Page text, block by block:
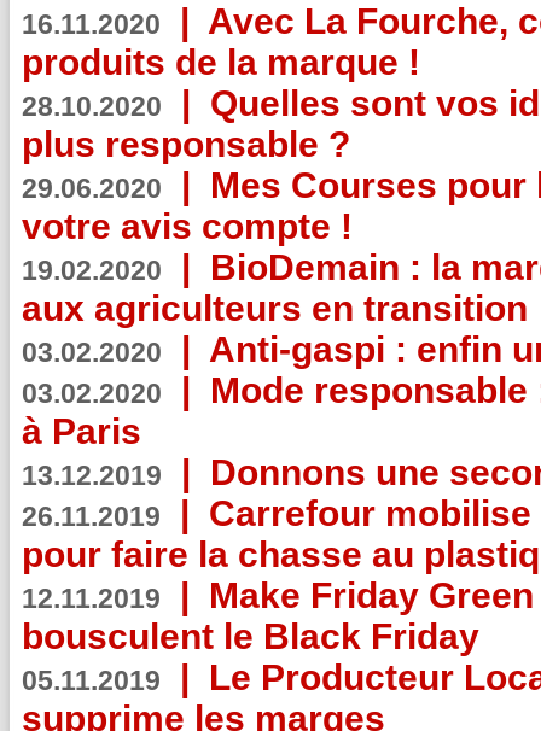
16.11.2020 | Avec La Fourche,
produits de la marque !
28.10.2020 | Quelles sont vos
plus responsable ?
29.06.2020 | Mes Courses pour
votre avis compte !
19.02.2020 | BioDemain : la
aux agriculteurs en transition
03.02.2020 | Anti-gaspi : enfin
03.02.2020 | Mode
à Paris
13.12.2019 | Donnons une
26.11.2019 | Carrefour
pour faire la chasse au
12.11.2019 | Make Friday
bousculent le Black Friday
05.11.2019 | Le Producteur
supprime les marges